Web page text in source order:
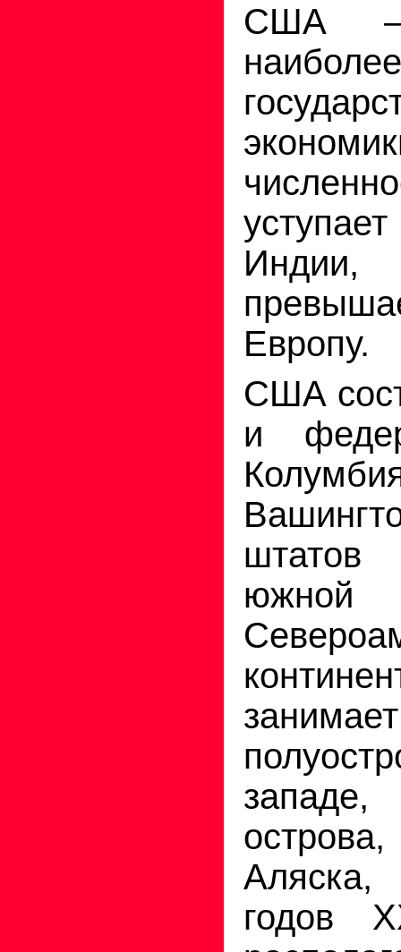
США –
Индии,
Европу.
США
и
штатов
западе,
годов